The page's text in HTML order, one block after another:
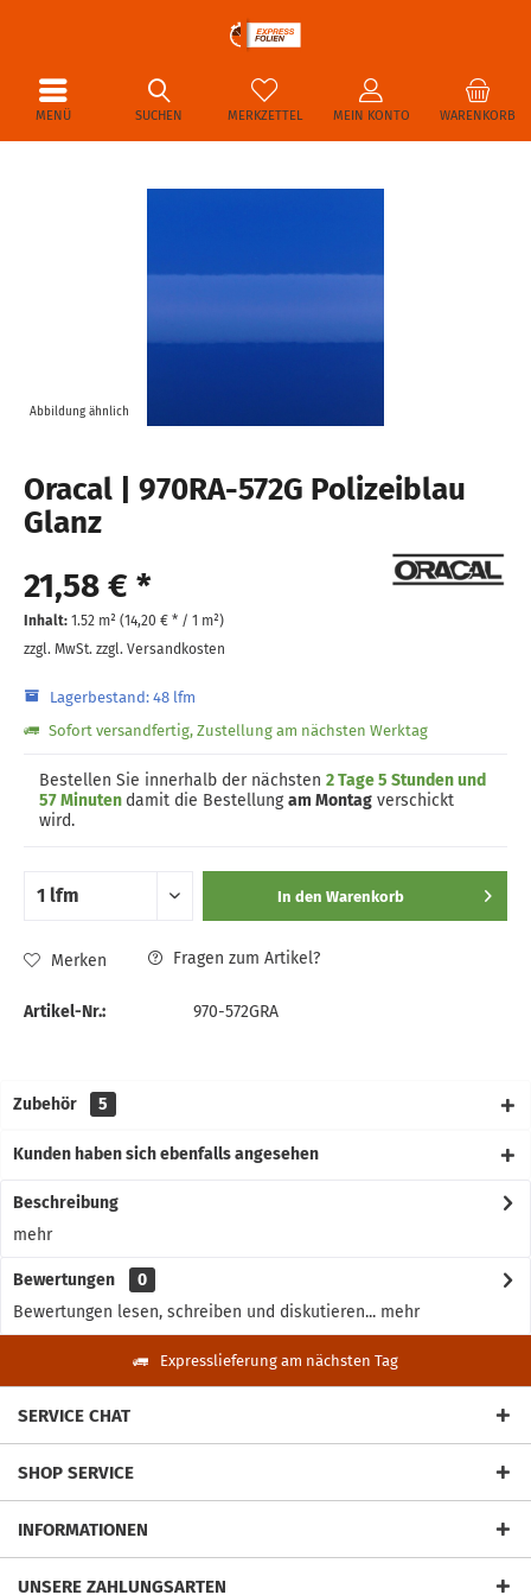
MENÜ WARENKORB
MERKZETTEL MEIN KONTO
SUCHEN
Abbildung ähnlich
Oracal | 970RA-572G Polizeiblau
Glanz
21,58 € *
Inhalt: 1.52 m² (14,20 € * / 1 m²)
zzgl. MwSt. zzgl. Versandkosten
Lagerbestand: 48 lfm
Sofort versandfertig, Zustellung am nächsten Werktag
Bestellen Sie innerhalb der nächsten 2 Tage 5 Stunden und
57 Minuten damit die Bestellungam Montag verschickt
wird.
In den Warenkorb
Merken Fragen zum Artikel?
Artikel-Nr.: 970-572GRA
Zubehör 5
Kunden haben sich ebenfalls angesehen
Beschreibung
mehr
Bewertungen
0
Bewertungen lesen, schreiben und diskutieren... mehr
Expresslieferung am nächsten Tag
SERVICE CHAT
SHOP SERVICE
INFORMATIONEN
UNSERE ZAHLUNGSARTEN